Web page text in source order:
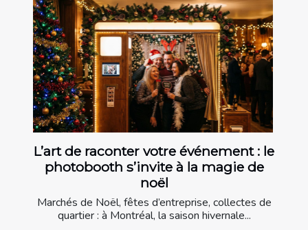
L’art de raconter votre événement : le
photobooth s’invite à la magie de
noël
Marchés de Noël, fêtes d’entreprise, collectes de
quartier : à Montréal, la saison hivernale...